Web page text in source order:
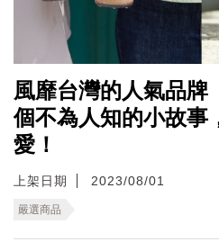
風靡台灣的人氣品牌
個不為人知的小故事
愛！
上架日期 2023/08/01
嚴選商品